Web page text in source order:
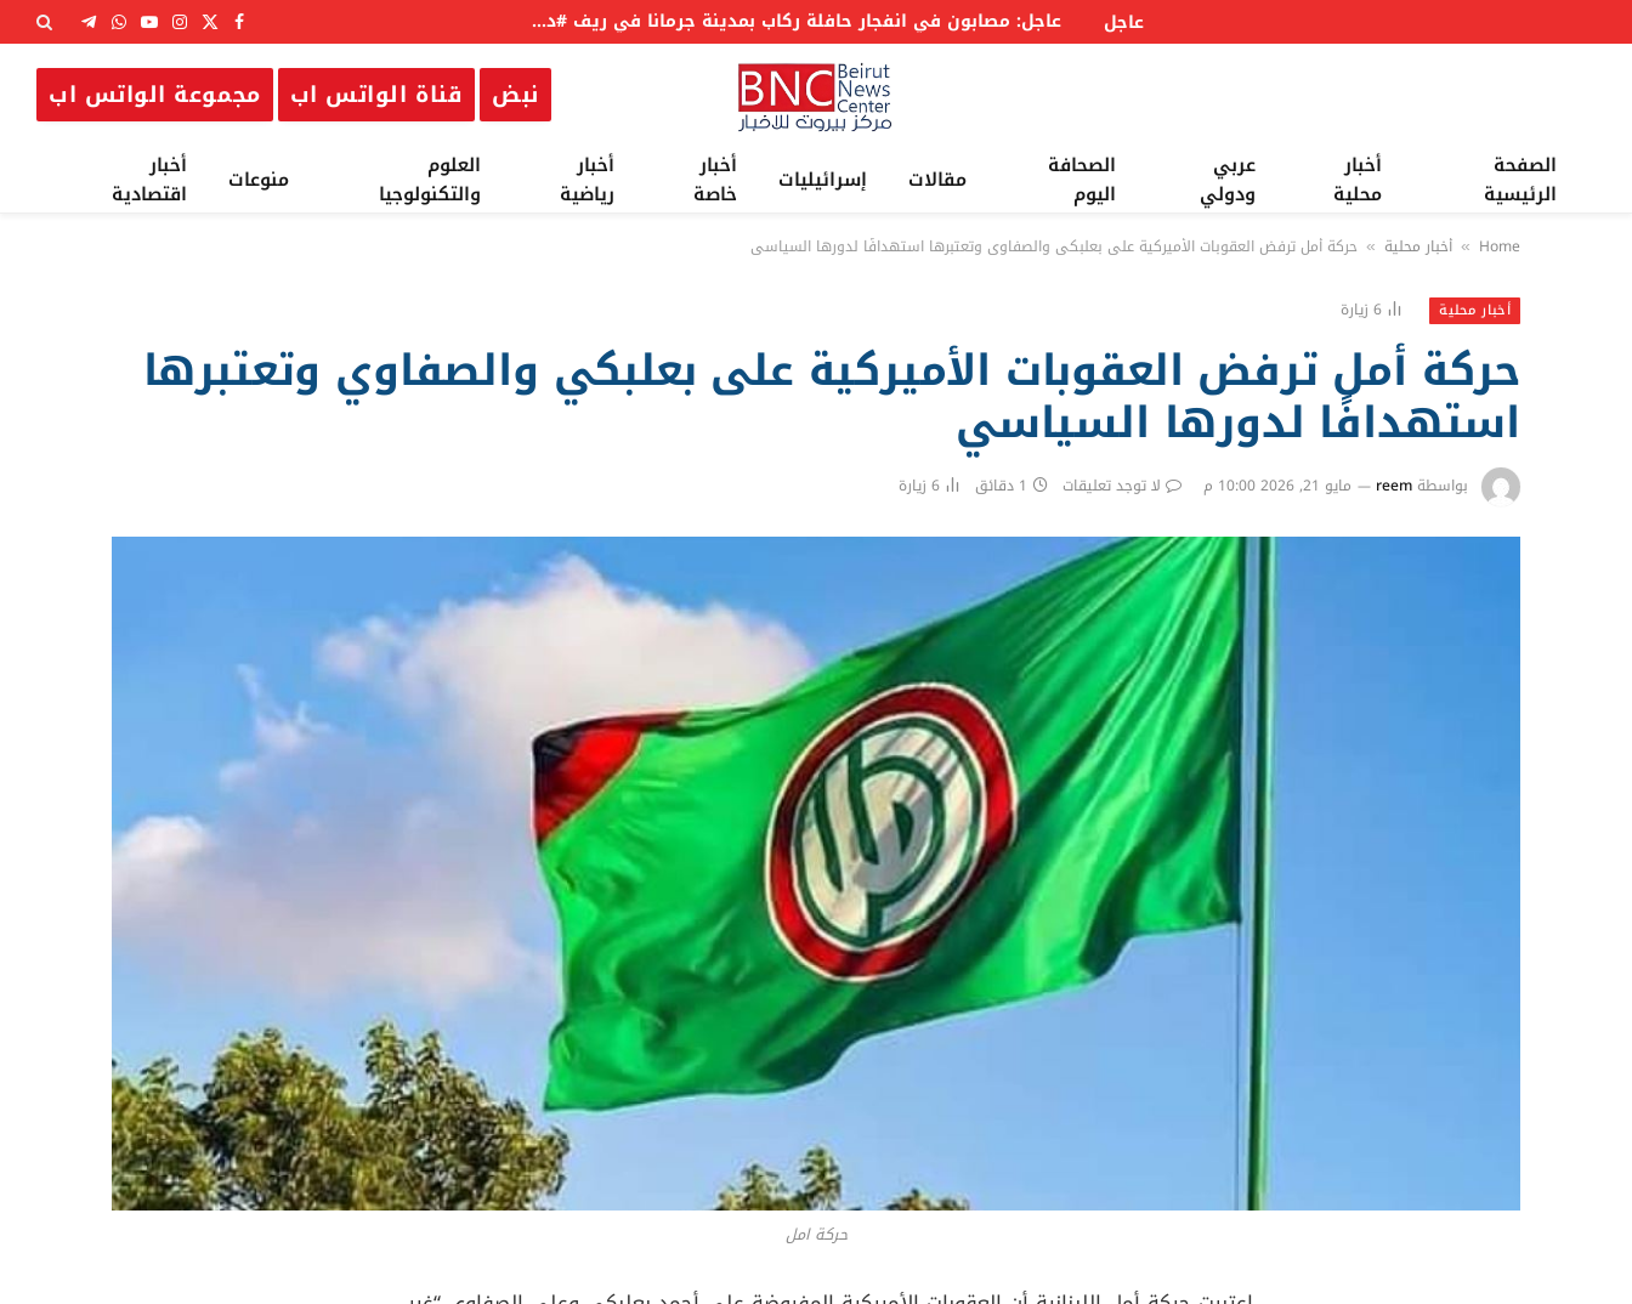
عاجل: مسؤول بالخارجية الأمريكية : جولة المفاوضات السابعة بين #لبنان وإسرائيل برعاية أمريكا في روما كانت مثمرة فيسبوك
X الانستغرام
يوتيوبواتسابتيلقرام
نبض قناة الواتس اب مجموعة الواتس اب
الصفحة
الرئيسية
أخبار
محلية
عربي
ودولي
الصحافة
اليوم
مقالات إسرائيليات
أخبار
خاصة
أخبار
رياضية
العلوم
والتكنولوجيا
منوعات
أخبار
اقتصادية
Home
» أخبار محلية » حركة أمل ترفض العقوبات الأميركية على بعلبكي والصفاوي وتعتبرها استهدافًا لدورها السياسي
أخبار محلية 6 زيارة
حركة أمل ترفض العقوبات الأميركية على بعلبكي والصفاوي وتعتبرها
استهدافًا لدورها السياسي
بواسطة reem مايو 21, 2026 10:00 م لا توجد تعليقات 1 دقائق 6 زيارة
حركة امل